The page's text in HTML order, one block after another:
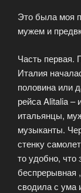
Это была моя
мужем и
Часть первая.
Италия
половина или
рейса Alitalia –
итальянцы,
музыканты.
стенку
то удобно, что
беспрерывная
сводила с ума